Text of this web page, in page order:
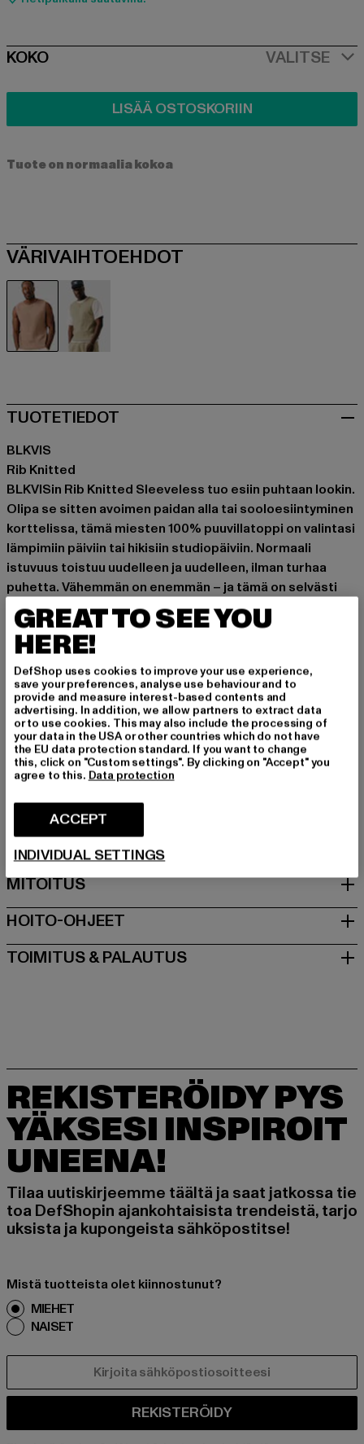
SIZE
KOKO VALITSE
LISÄÄ OSTOSKORIIN
Tuote on normaalia kokoa
VÄRIVAIHTOEHDOT
TUOTETIEDOT
BLKVIS
Rib Knitted
BLKVISin Rib Knitted Sleeveless tuo esiin puhtaan lookin.
Olipa se sitten avoimen paidan alla tai sooloesiintyminen
korttelissa, tämä miesten 100% puuvillatoppi on valintasi
lämpimiin päiviin tai hikisiin studiopäiviin. Normaali
istuvuus toistuu uudelleen ja uudelleen, ilman turhaa
puhetta. Vähemmän on enemmän – ja tämä on selvästi
tyyliliike kuninkaille, joilla on visio.
Tilaisuus: Arkivaatteet, Mukava, Rentoudu, Vapaa-aika
Leikkaa: Regular
Tuotemerkki: BLKVIS
Kategoria: Yläosat
Color: braun
Valmistaja väri: ginger snap
Materiaalin koostumus: 100% Puuvilla
Art.Nr: 42623000-23724
Valmistaja: Play Hard GmbH |
Landwehrstrasse 70A | 80336 München | DE
MITOITUS
HOITO-OHJEET
TOIMITUS & PALAUTUS
REKISTERÖIDY PYS
YÄKSESI INSPIROIT
UNEENA!
Tilaa uutiskirjeemme täältä ja saat jatkossa tie
toa DefShopin ajankohtaisista trendeistä, tarjo
uksista ja kupongeista sähköpostitse!
Mistä tuotteista olet kiinnostunut?
MIEHET
NAISET
REKISTERÖIDY
GREAT TO SEE YOU
HERE!
DefShop uses cookies to improve your use experience,
save your preferences, analyse use behaviour and to
provide and measure interest-based contents and
advertising. In addition, we allow partners to extract data
or to use cookies. This may also include the processing of
your data in the USA or other countries which do not have
the EU data protection standard. If you want to change
this, click on "Custom settings". By clicking on "Accept" you
agree to this. Data protection
ACCEPT
INDIVIDUAL SETTINGS